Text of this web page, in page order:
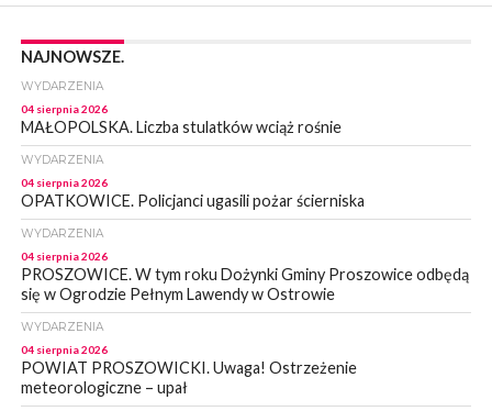
NAJNOWSZE.
WYDARZENIA
04 sierpnia 2026
MAŁOPOLSKA. Liczba stulatków wciąż rośnie
WYDARZENIA
04 sierpnia 2026
OPATKOWICE. Policjanci ugasili pożar ścierniska
WYDARZENIA
04 sierpnia 2026
PROSZOWICE. W tym roku Dożynki Gminy Proszowice odbędą
się w Ogrodzie Pełnym Lawendy w Ostrowie
WYDARZENIA
04 sierpnia 2026
POWIAT PROSZOWICKI. Uwaga! Ostrzeżenie
meteorologiczne – upał